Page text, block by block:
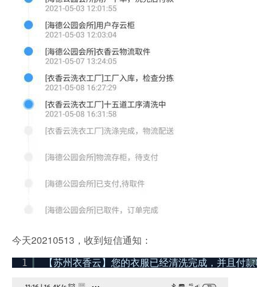
今天20210513， 收到短信通知：
?
1 【苏州衣香云】您的衣服已经清洗完成，并且付